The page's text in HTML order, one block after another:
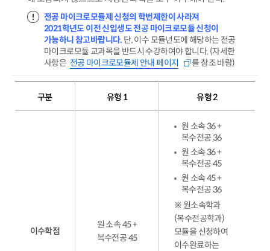
전공 마이크로모듈제 신청의 학번제한이 사라져
2021학년도 이전 신입생도 전공 마이크로모듈 신청이
가능하니 참고바랍니다. 단, 이수 모듈년도에 해당하는 전공
마이크로모듈 교과목을 반드시 수강하여야 합니다. (자세한
사항은 전공 마이크로모듈제 안내 페이지 를 참조 바람)
구분 유형 1 유형 2
이수학점
원 소속 45 +
복수전공 45
원 소속 36 +
복수전공 36
원 소속 36 +
복수전공 45
원 소속 45 +
복수전공 36
※ 원소속학과
(복수전공학과)
모듈을 신청하여
이수완료하는